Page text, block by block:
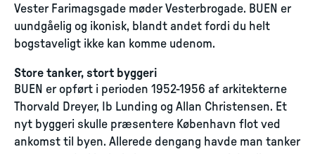
Vester Farimagsgade møder Vesterbrogade. BUEN er
uundgåelig og ikonisk, blandt andet fordi du helt
bogstaveligt ikke kan komme udenom.
Store tanker, stort byggeri
BUEN er opført i perioden 1952-1956 af arkitekterne
Thorvald Dreyer, Ib Lunding og Allan Christensen. Et
nyt byggeri skulle præsentere København flot ved
ankomst til byen. Allerede dengang havde man tanker